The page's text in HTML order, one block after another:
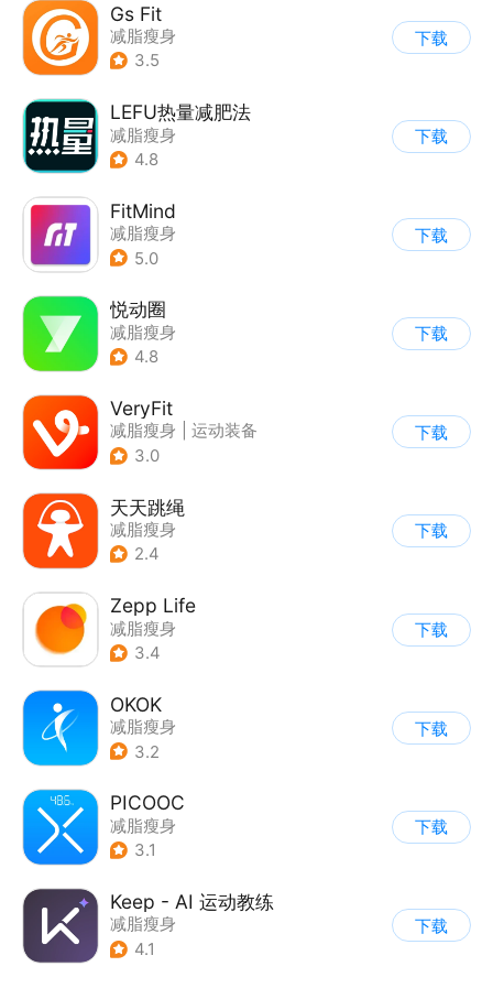
Gs Fit
减脂瘦身
3.5
下载
LEFU热量减肥法
减脂瘦身
4.8
下载
FitMind
减脂瘦身
5.0
下载
悦动圈
减脂瘦身
4.8
下载
VeryFit
减脂瘦身
运动装备
3.0
下载
天天跳绳
减脂瘦身
2.4
下载
Zepp Life
减脂瘦身
3.4
下载
OKOK
减脂瘦身
3.2
下载
PICOOC
减脂瘦身
3.1
下载
Keep - AI 运动教练
减脂瘦身
4.1
下载